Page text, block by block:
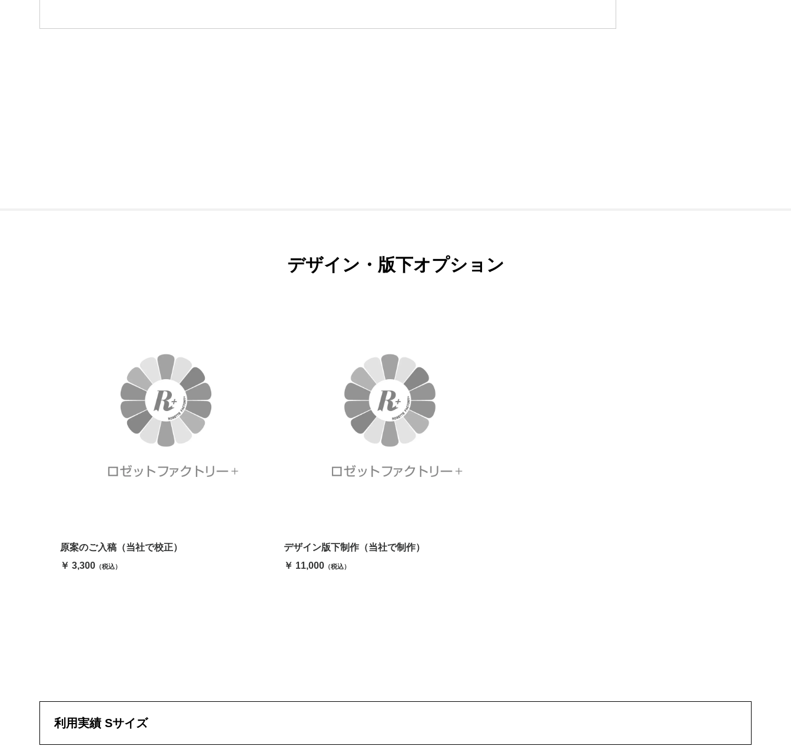
デザイン・版下オプション
原案のご入稿（当社で校正）
￥ 3,300（税込）
デザイン版下制作（当社で制作）
￥ 11,000（税込）
利用実績 Sサイズ